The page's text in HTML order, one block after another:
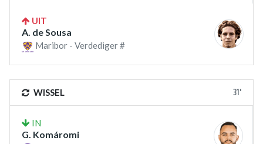
UIT
A. de Sousa
Maribor - Verdediger #
WISSEL 31'
IN
G. Komáromi